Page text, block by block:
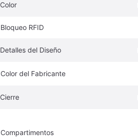
Color
Bloqueo RFID
Detalles del Diseño
Color del Fabricante
Cierre
Compartimentos